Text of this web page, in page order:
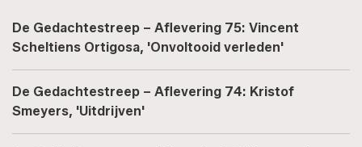
De Gedachtestreep – Aflevering 75: Vincent
Scheltiens Ortigosa, 'Onvoltooid verleden'
De Gedachtestreep – Aflevering 74: Kristof
Smeyers, 'Uitdrijven'